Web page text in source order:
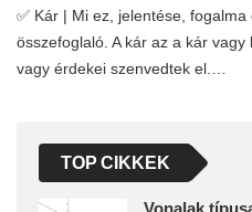
✅ Kár | Mi ez, jelentése,
összefoglaló. A kár az a kár
vagy érdekei szenvedtek el.…
TOP CIKKEK
Vonalak